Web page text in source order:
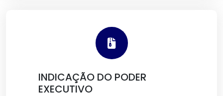
INDICAÇÃO DO PODER
EXECUTIVO